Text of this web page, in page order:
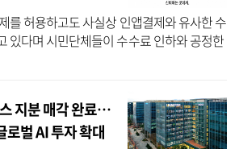
를 허용하고도 사실상 인앱결제와 유사한 수
있다며 시민단체들이 수수료 인하와 공정한
고 나섰다. 국내 시민사회 단체들로 구성된
지분 매각 완료…
벌 AI 투자 확대